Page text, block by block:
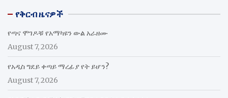
የቅርብ ዜናዎች
የጣና ሞገዶቹ የአማካዩን ውል አራዘሙ
August 7, 2026
የአዲስ ግደይ ቀጣይ ማረፊያ የት ይሆን?
August 7, 2026